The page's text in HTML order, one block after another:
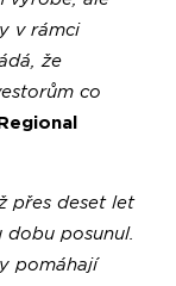
v rámci
že
co
přes deset let
dobu posunul.
pomáhají